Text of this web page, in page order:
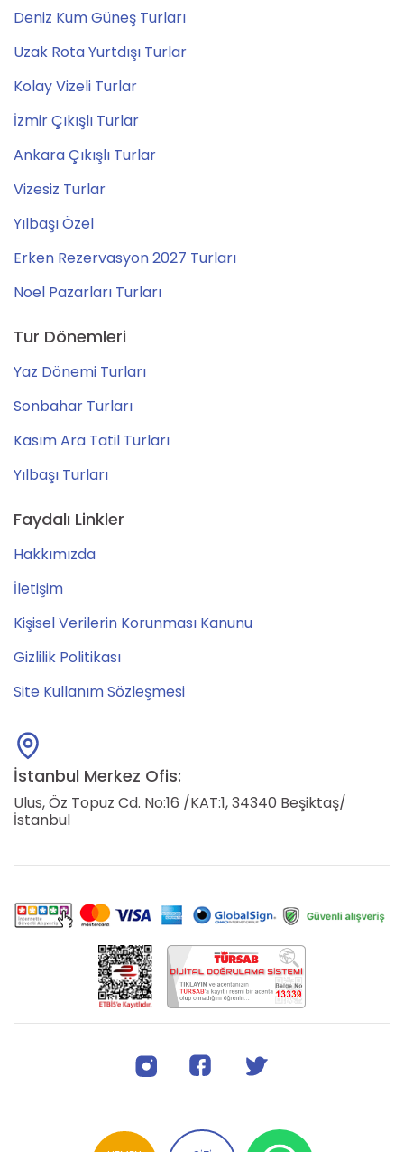
Deniz Kum Güneş Turları
Uzak Rota Yurtdışı Turlar
Kolay Vizeli Turlar
İzmir Çıkışlı Turlar
Ankara Çıkışlı Turlar
Vizesiz Turlar
Yılbaşı Özel
Erken Rezervasyon 2027 Turları
Noel Pazarları Turları
Tur Dönemleri
Yaz Dönemi Turları
Sonbahar Turları
Kasım Ara Tatil Turları
Yılbaşı Turları
Faydalı Linkler
Hakkımızda
İletişim
Kişisel Verilerin Korunması Kanunu
Gizlilik Politikası
Site Kullanım Sözleşmesi
İstanbul Merkez Ofis:
Ulus, Öz Topuz Cd. No:16 /KAT:1, 34340 Beşiktaş/
İstanbul